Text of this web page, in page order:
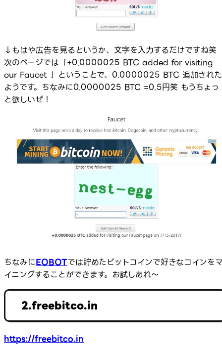
↓もはや広告を見るというか、文字を入力するだけですね
次のページでは「+0.0000025 BTC added for visiting
our Faucet 」ということで、0.0000025 BTC 追加された
ようです。ちなみに0.0000025 BTC =0.5円笑 もうちょっ
と欲しいぜ！
ちなみにEOBOTでは貯めたビットコインで好きなコインを
イニングすることができます。お試しあれ～
2.freebitco.in
https://freebitco.in